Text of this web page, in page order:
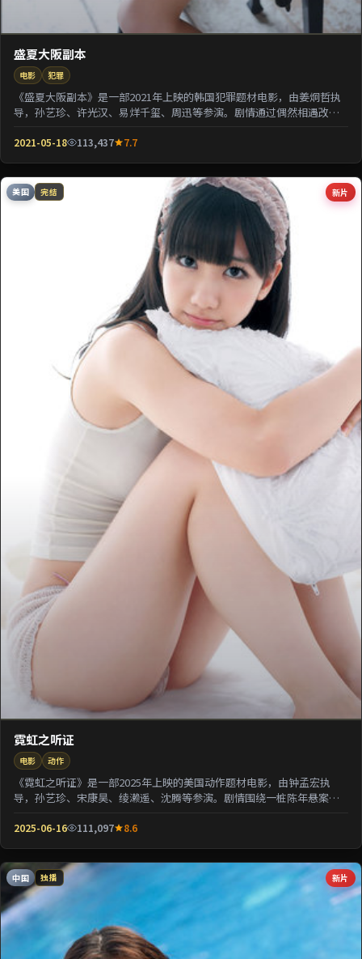
盛夏大阪副本
电影 犯罪
《盛夏大阪副本》是一部2021年上映的韩国犯罪题材电影，由姜炯哲执
导，孙艺珍、许光汉、易烊千玺、周迅等参演。剧情通过偶然相遇改写
2021-05-18 113,437 7.7
新片
美国 完结
霓虹之听证
电影 动作
《霓虹之听证》是一部2025年上映的美国动作题材电影，由钟孟宏执
导，孙艺珍、宋康昊、绫濑遥、沈腾等参演。剧情围绕一桩陈年悬案与
2025-06-16 111,097 8.6
新片
中国 独播